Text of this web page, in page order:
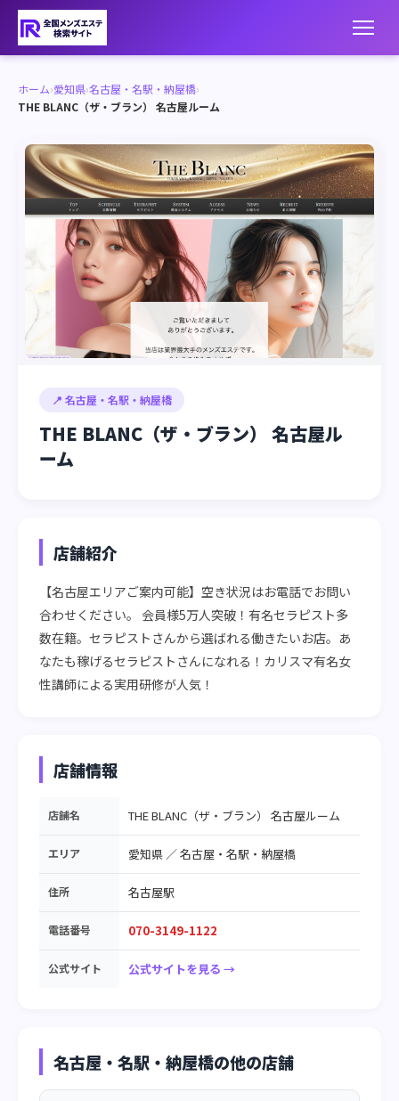
ホーム›愛知県›名古屋・名駅・納屋橋›
THE BLANC（ザ・ブラン） 名古屋ルーム
📍 名古屋・名駅・納屋橋
THE BLANC（ザ・ブラン） 名古屋ル
ーム
店舗紹介
【名古屋エリアご案内可能】空き状況はお電話でお問い
合わせください。 会員様5万人突破！有名セラピスト多
数在籍。セラピストさんから選ばれる働きたいお店。あ
なたも稼げるセラピストさんになれる！カリスマ有名女
性講師による実用研修が人気！
店舗情報
店舗名 THE BLANC（ザ・ブラン） 名古屋ルーム
エリア 愛知県 ／名古屋・名駅・納屋橋
住所 名古屋駅
電話番号 070-3149-1122
公式サイト 公式サイトを見る →
名古屋・名駅・納屋橋の他の店舗